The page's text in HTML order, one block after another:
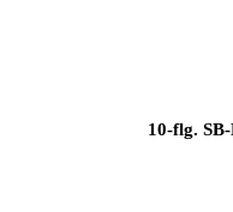
10-flg.